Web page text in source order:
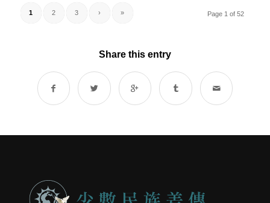
Page 1 of 52
1 2 3 › »
Share this entry